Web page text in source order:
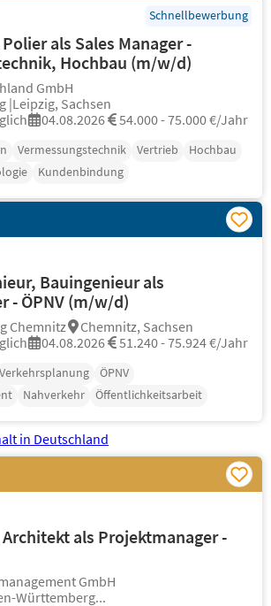
Schnellbewerbung
als Sales Manager -
Hochbau (m/w/d)
GmbH
|Leipzig, Sachsen
04.08.2026 54.000 - 75.000 €/Jahr
Vermessungstechnik Vertrieb
Hochbau
Kundenbindung
Bauingenieur als
- ÖPNV (m/w/d)
Chemnitz
Chemnitz, Sachsen
04.08.2026 51.240 - 75.924 €/Jahr
Verkehrsplanung
ÖPNV
Nahverkehr Öffentlichkeitsarbeit
als Projektmanager -
GmbH
Württemberg...